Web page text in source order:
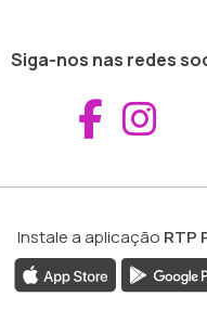
Siga-nos nas redes
Instale a aplicação RTP